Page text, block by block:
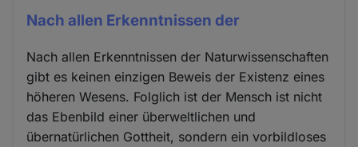
Nach allen Erkenntnissen der
Nach allen Erkenntnissen der Naturwissenschaften
gibt es keinen einzigen Beweis der Existenz eines
höheren Wesens. Folglich ist der Mensch ist nicht
das Ebenbild einer überweltlichen und
übernatürlichen Gottheit, sondern ein vorbildloses